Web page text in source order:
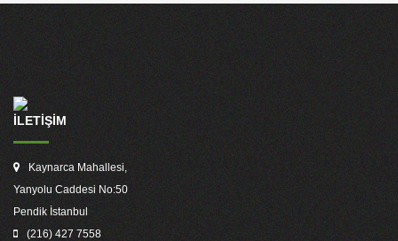
İLETİŞİM
Kaynarca Mahallesi,
Yanyolu Caddesi No:50
Pendik İstanbul
(216) 427 7558